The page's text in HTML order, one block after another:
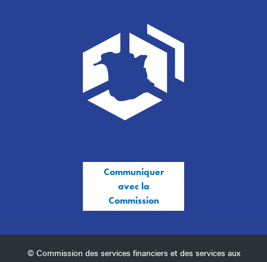
Communiquer
avec la
Commission
© Commission des services financiers et des services aux